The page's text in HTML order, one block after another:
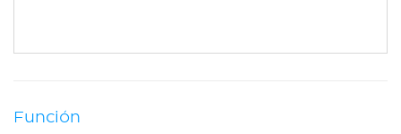
Función